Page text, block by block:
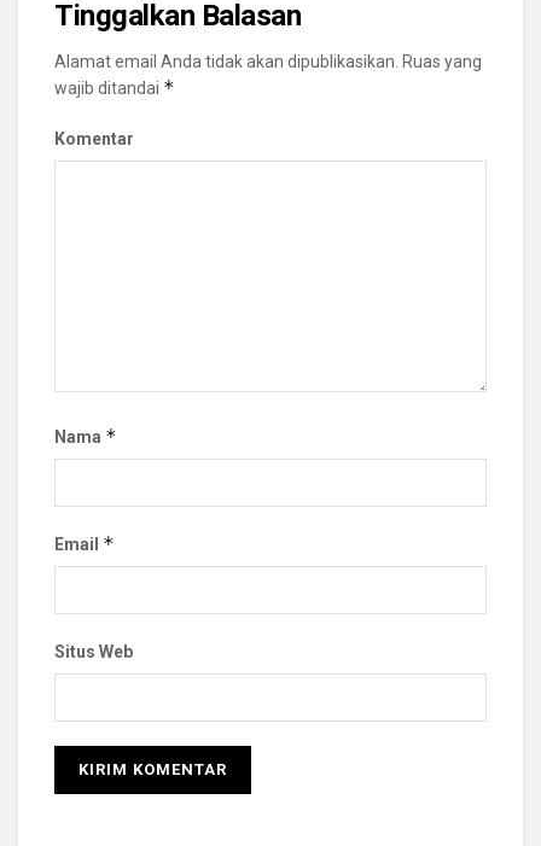
Tinggalkan Balasan
Alamat email Anda tidak akan dipublikasikan. Ruas yang
wajib ditandai *
Komentar
Nama *
Email *
Situs Web